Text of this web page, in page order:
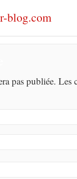
blog.com
pas publiée.